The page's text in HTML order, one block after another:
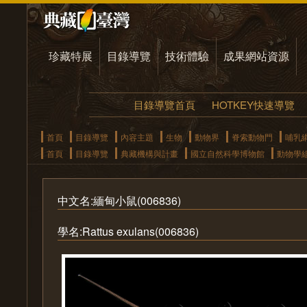
珍藏特展 目錄導覽 技術體驗 成果網站資源
目錄導覽首頁 HOTKEY快速導覽
首頁 目錄導覽 內容主題 生物 動物界 脊索動物門
哺乳
首頁
目錄導覽 典藏機構與計畫 國立自然科學博物館 動物學
中文名:緬甸小鼠(006836)
學名:Rattus exulans(006836)